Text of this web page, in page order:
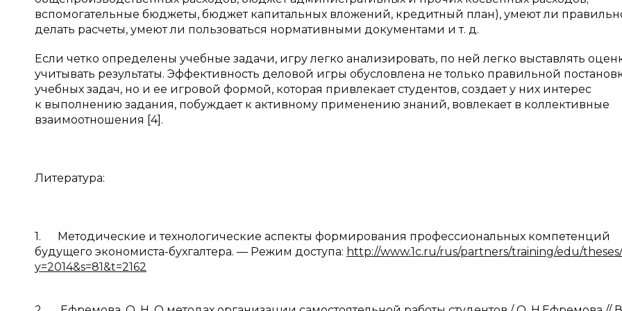
вспомогательные бюджеты, бюджет капитальных вложений, кредитный план), умеют ли
делать расчеты, умеют ли пользоваться нормативными документами и т. д.
Если четко определены учебные задачи, игру легко анализировать, по ней легко выставлять
учитывать результаты. Эффективность деловой игры обусловлена не только правильной
учебных задач, но и ее игровой формой, которая привлекает студентов, создает у них интерес
к выполнению задания, побуждает к активному применению знаний, вовлекает в коллективные
взаимоотношения [4].
Литература:
1. Методические и технологические аспекты формирования профессиональных компетенций
будущего экономиста-бухгалтера. — Режим доступа: http://www.1c.ru/rus/partners/training/edu/
y=2014&s=81&t=2162